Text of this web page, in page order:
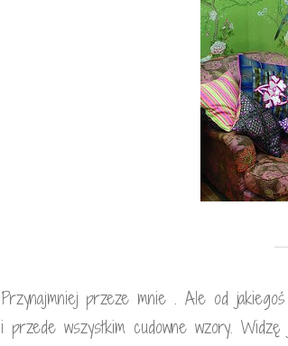
Przynajmniej przeze mnie . Ale od
i przede wszystkim cudowne wzory. Widzę